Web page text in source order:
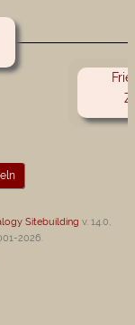
Sitebuilding v. 14.0,
2026.